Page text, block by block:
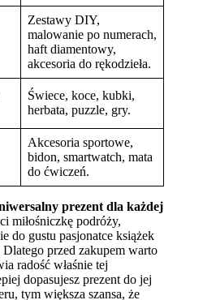
Zestawy DIY,
malowanie po numerach,
haft diamentowy,
akcesoria do rękodzieła.
Świece, koce, kubki,
herbata, puzzle, gry.
Akcesoria sportowe,
bidon, smartwatch, mata
do ćwiczeń.
prezent dla każdej
miłośniczkę podróży,
do gustu pasjonatce książek
przed zakupem warto
radość właśnie tej
dopasujesz prezent do jej
tym większa szansa, że